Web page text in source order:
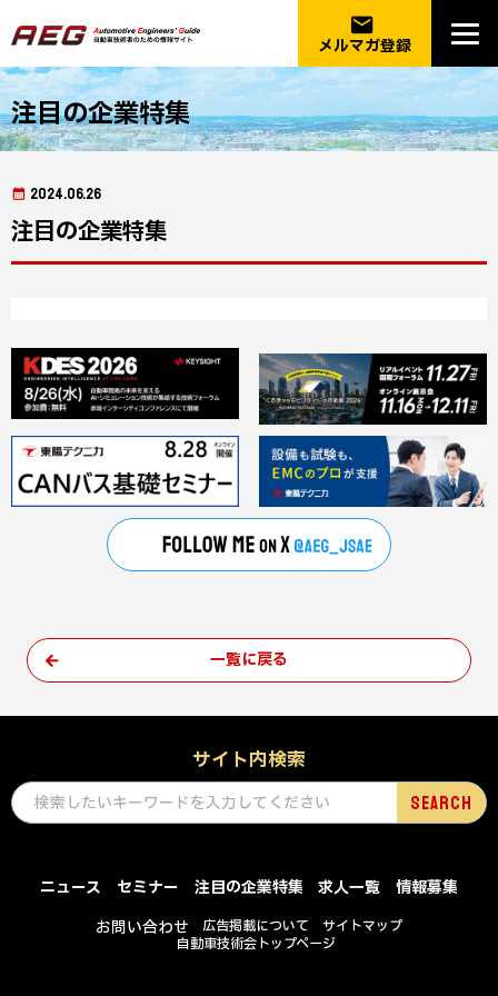
email
メルマガ登録
注目の企業特集
2024.06.26
注目の企業特集
一覧に戻る
サイト内検索
ニュース セミナー 注目の企業特集 求人一覧
情報募集
お問い合わせ
広告掲載について
サイトマップ
自動車技術会トップページ